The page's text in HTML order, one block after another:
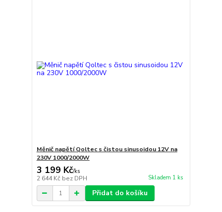
Měnič napětí Qoltec s čistou sinusoidou 12V na
230V 1000/2000W
3 199 Kč/ks
2 644 Kč bez DPH Skladem 1 ks
Přidat do košíku